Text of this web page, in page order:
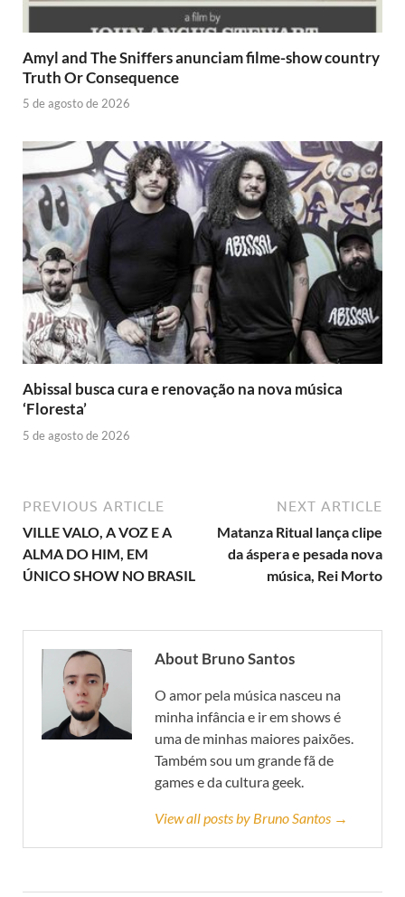
Amyl and The Sniffers anunciam filme-show country
Truth Or Consequence
5 de agosto de 2026
Abissal busca cura e renovação na nova música
‘Floresta’
5 de agosto de 2026
PREVIOUS ARTICLE
VILLE VALO, A VOZ E A
ALMA DO HIM, EM
ÚNICO SHOW NO BRASIL
NEXT ARTICLE
Matanza Ritual lança clipe
da áspera e pesada nova
música, Rei Morto
About Bruno Santos
O amor pela música nasceu na
minha infância e ir em shows é
uma de minhas maiores paixões.
Também sou um grande fã de
games e da cultura geek.
View all posts by Bruno Santos →